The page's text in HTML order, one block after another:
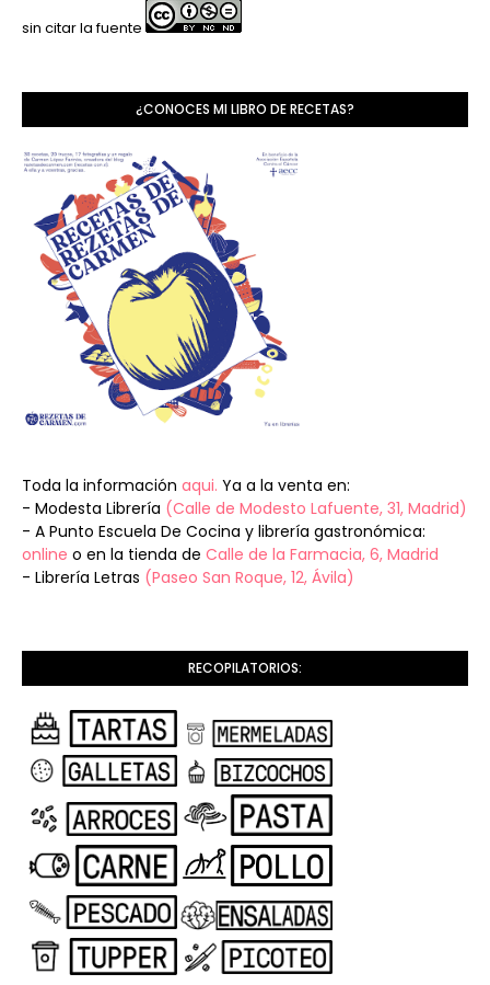
sin citar la fuente
¿CONOCES MI LIBRO DE RECETAS?
Toda la información aqui. Ya a la venta en:
- Modesta Librería (Calle de Modesto Lafuente, 31, Madrid)
- A Punto Escuela De Cocina y librería gastronómica:
online o en la tienda de Calle de la Farmacia, 6, Madrid
- Librería Letras (Paseo San Roque, 12, Ávila)
RECOPILATORIOS: